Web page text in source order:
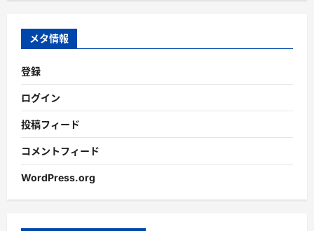
メタ情報
登録
ログイン
投稿フィード
コメントフィード
WordPress.org